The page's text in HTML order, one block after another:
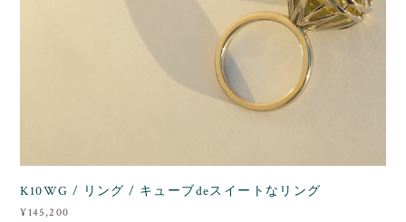
K10WG / リング / キューブdeスイートなリング
¥145,200